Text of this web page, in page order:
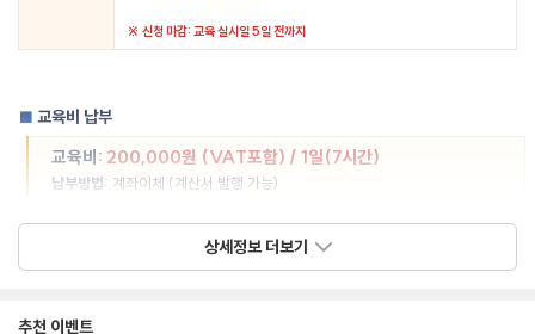
※ 신청 마감: 교육 실시일5일 전까지
■ 교육비 납부
교육비: 200,000원 (VAT포함) / 1일(7시간)
납부방법: 계좌이체 (계산서 발행 가능)
계좌번호:1005-101-326043
상세정보 더보기
추천 이벤트